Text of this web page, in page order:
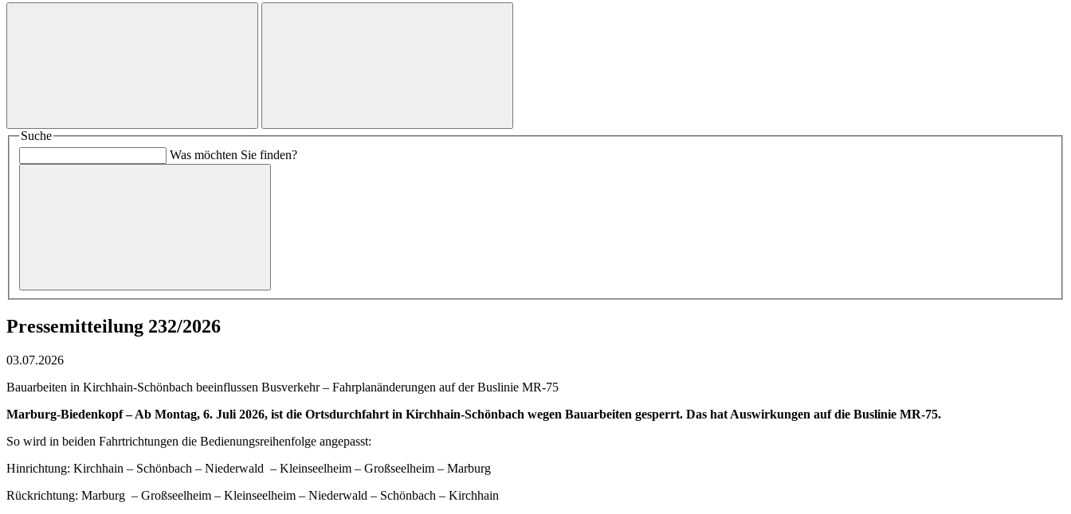
Suche
Was möchten Sie finden?
Pressemitteilung 232/2026
03.07.2026
Bauarbeiten in Kirchhain-Schönbach beeinflussen Busverkehr – Fahrplanänderungen auf der Buslinie MR-75
Marburg-Biedenkopf – Ab Montag, 6. Juli 2026, ist die Ortsdurchfahrt in Kirchhain-Schönbach wegen Bauarbeiten gesperrt. Das hat Auswirkungen auf die Buslinie MR-75.
So wird in beiden Fahrtrichtungen die Bedienungsreihenfolge angepasst:
Hinrichtung: Kirchhain – Schönbach – Niederwald – Kleinseelheim – Großseelheim – Marburg
Rückrichtung: Marburg – Großseelheim – Kleinseelheim – Niederwald – Schönbach – Kirchhain